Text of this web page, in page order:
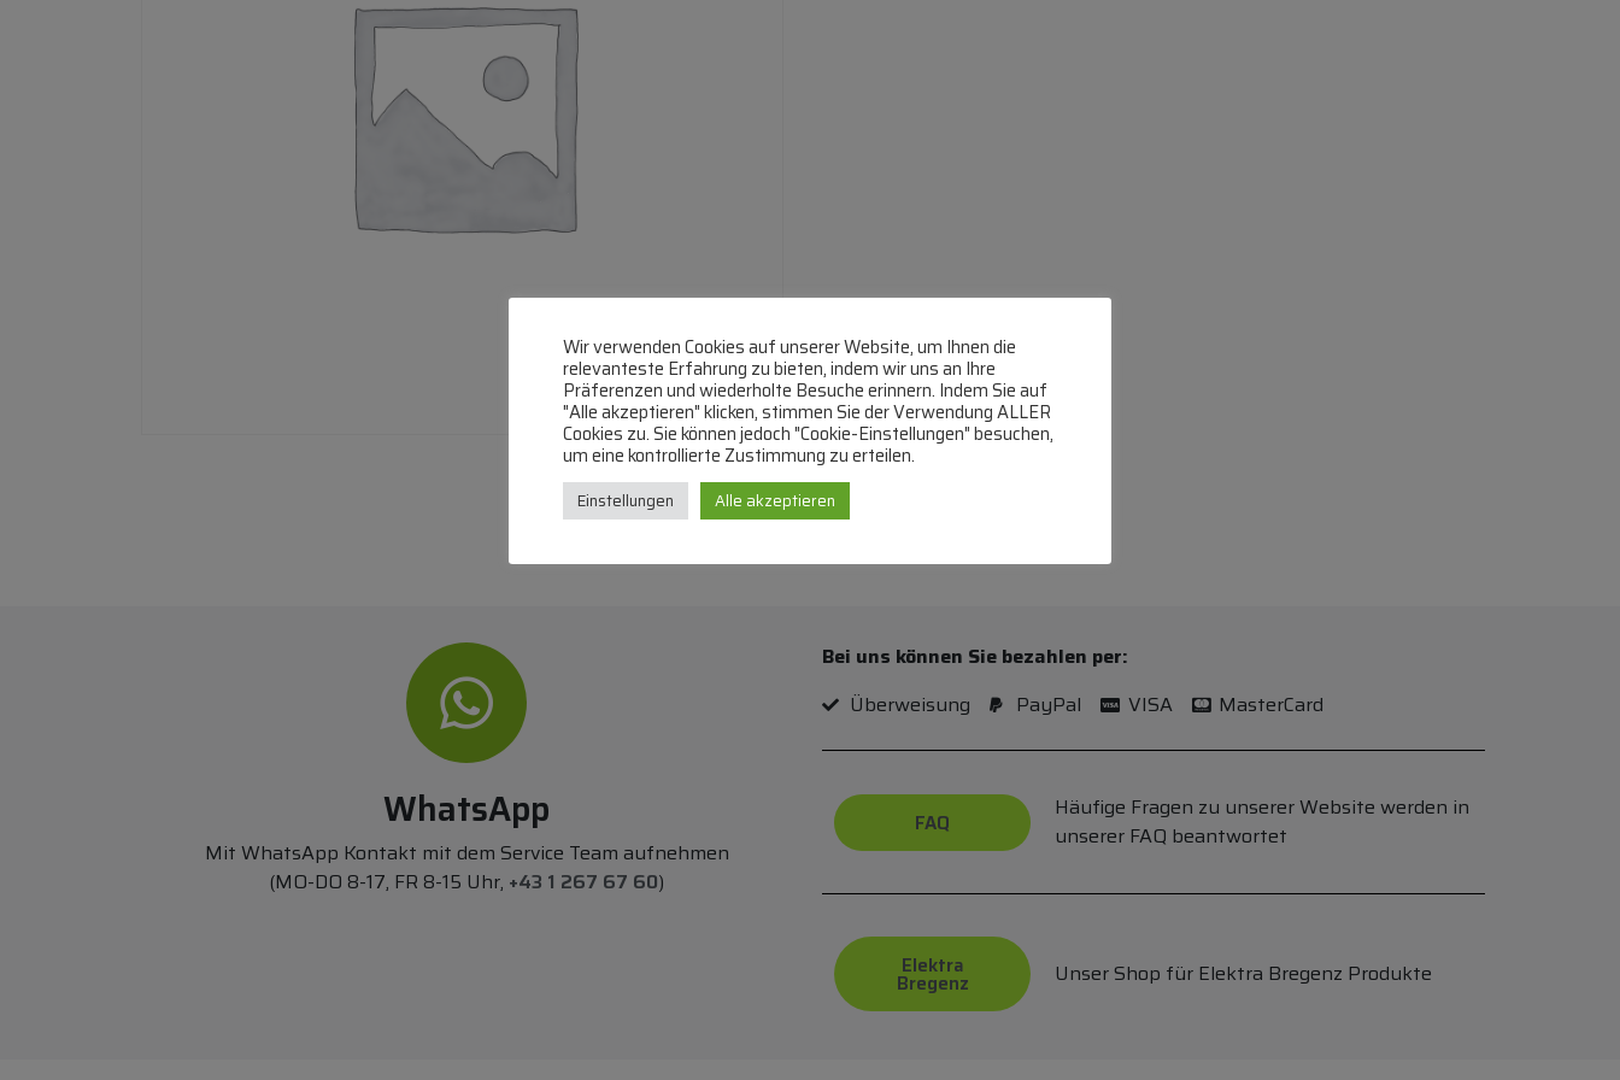
WhatsApp
Mit WhatsApp Kontakt mit dem Service Team aufnehmen
(MO-DO 8-17, FR 8-15 Uhr, +43 1 267 67 60)
Bei uns können Sie bezahlen per:
Überweisung
PayPal VISA MasterCard
FAQ
Häufige Fragen zu unserer Website werden in
unserer FAQ beantwortet
Elektra
Bregenz Unser Shop für Elektra Bregenz Produkte
Wir verwenden Cookies auf unserer Website, um Ihnen die
relevanteste Erfahrung zu bieten, indem wir uns an Ihre
Präferenzen und wiederholte Besuche erinnern. Indem Sie auf
"Alle akzeptieren" klicken, stimmen Sie der Verwendung ALLER
Cookies zu. Sie können jedoch "Cookie-Einstellungen" besuchen,
um eine kontrollierte Zustimmung zu erteilen.
Einstellungen Alle akzeptieren